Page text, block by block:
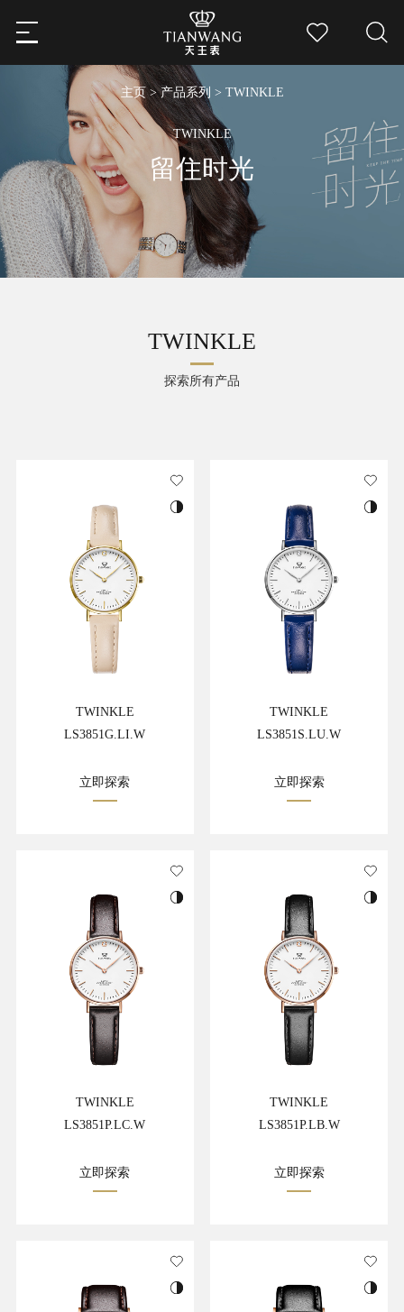
主页>产品系列 > TWINKLE
TWINKLE
留住时光
TWINKLE
探索所有产品
TWINKLE
LS3851G.LI.W
立即探索
TWINKLE
LS3851S.LU.W
立即探索
TWINKLE
LS3851P.LC.W
立即探索
TWINKLE
LS3851P.LB.W
立即探索